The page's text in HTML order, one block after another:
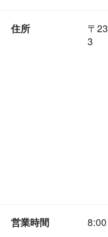
住所
〒
3
営業時間